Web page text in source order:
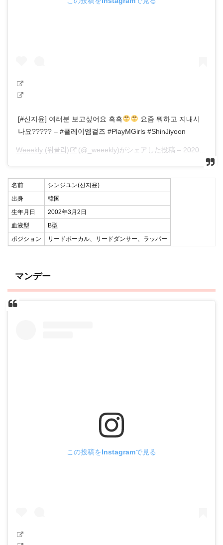
[#신지윤] 여러분 보고싶어요 흑흑
요즘 뭐하고 지내시
나요????? – #플레이엠걸즈 #PlayMGirls #ShinJiyoon
Weeekly (위클리) (@_weeekly)がシェアした投稿 – 2020年 4月月27日午前1時50分PDT
名前
シンジユン(신지윤)
出身
韓国
生年月日
2002年3月2日
血液型
B型
ポジション
リードボーカル、リードダンサー、ラッパー
マンデー
この投稿をInstagramで見る